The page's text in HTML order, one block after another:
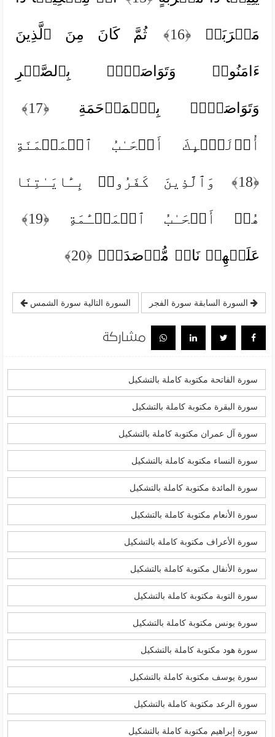
مَتۡرَبَةࣲ ﴿16﴾ ثُمَّ كَانَ مِنَ ٱلَّذِینَ
ءَامَنُوا۟ وَتَوَاصَوۡا۟ بِٱلصَّبۡرِ
وَتَوَاصَوۡا۟ بِٱلۡمَرۡحَمَةِ ﴿17﴾
أُو۟لَـٰۤىِٕكَ أَصۡحَـٰبُ ٱلۡمَیۡمَنَةِ
﴿18﴾ وَٱلَّذِینَ كَفَرُوا۟ بِـَٔایَـٰتِنَا
هُمۡ أَصۡحَـٰبُ ٱلۡمَشۡـَٔمَةِ ﴿19﴾
عَلَیۡهِمۡ نَارࣱ مُّؤۡصَدَةُۢ ﴿20﴾
السورة السابقة سورة الفجر السورة التالية سورة الشمس
مشاركة
سورة الفاتحة مكتوبة كاملة بالتشكيل
سورة البقرة مكتوبة كاملة بالتشكيل
سورة آل عمران مكتوبة كاملة بالتشكيل
سورة النساء مكتوبة كاملة بالتشكيل
سورة المائدة مكتوبة كاملة بالتشكيل
سورة الأنعام مكتوبة كاملة بالتشكيل
سورة الأعراف مكتوبة كاملة بالتشكيل
سورة الأنفال مكتوبة كاملة بالتشكيل
سورة التوبة مكتوبة كاملة بالتشكيل
سورة يونس مكتوبة كاملة بالتشكيل
سورة هود مكتوبة كاملة بالتشكيل
سورة يوسف مكتوبة كاملة بالتشكيل
سورة الرعد مكتوبة كاملة بالتشكيل
سورة إبراهيم مكتوبة كاملة بالتشكيل